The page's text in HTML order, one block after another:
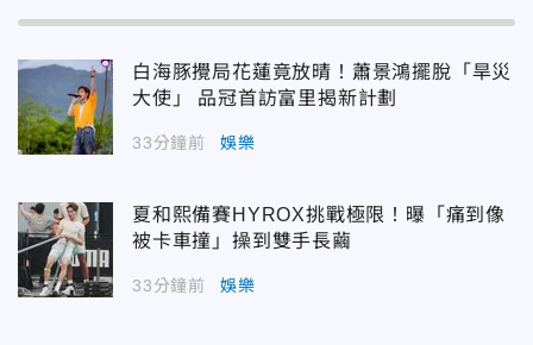
白海豚攪局花蓮竟放晴！蕭景鴻擺脫「旱災
大使」 品冠首訪富里揭新計劃
33分鐘前 娛樂
夏和熙備賽HYROX挑戰極限！曝「痛到像
被卡車撞」操到雙手長繭
33分鐘前 娛樂